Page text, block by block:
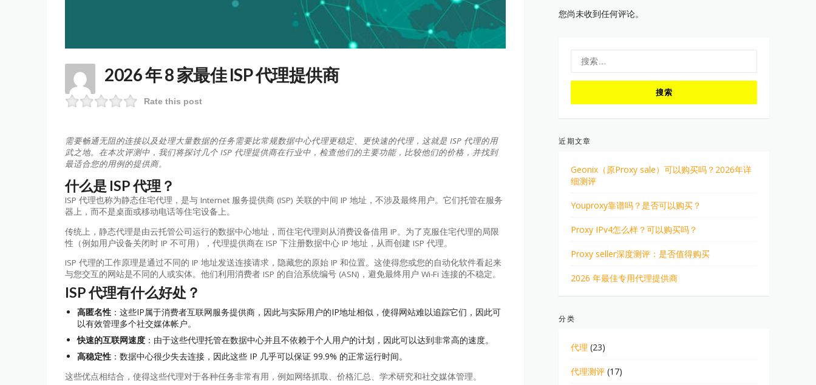
2026 年 8 家最佳 ISP 代理提供商
Rate this post
需要畅通无阻的连接以及处理大量数据的任务需要比常规数据中心代理更稳定、更快速的代理，这就是 ISP 代理的用
武之地。在本次评测中，我们将探讨几个 ISP 代理提供商在行业中，检查他们的主要功能，比较他们的价格，并找到
最适合您的用例的提供商。
什么是 ISP 代理？
ISP 代理也称为静态住宅代理，是与 Internet 服务提供商 (ISP) 关联的中间 IP 地址，不涉及最终用户。它们托管在服务
器上，而不是桌面或移动电话等住宅设备上。
传统上，静态代理是由云托管公司运行的数据中心地址，而住宅代理则从消费设备借用 IP。为了克服住宅代理的局限
性（例如用户设备关闭时 IP 不可用），代理提供商在 ISP 下注册数据中心 IP 地址，从而创建 ISP 代理。
ISP 代理的工作原理是通过不同的 IP 地址发送连接请求，隐藏您的原始 IP 和位置。这使得您或您的自动化软件看起来
与您交互的网站是不同的人或实体。他们利用消费者 ISP 的自治系统编号 (ASN)，避免最终用户 Wi-Fi 连接的不稳定。
ISP 代理有什么好处？
高匿名性 ：这些IP属于消费者互联网服务提供商，因此与实际用户的IP地址相似，使得网站难以追踪它们，因此可
以有效管理多个社交媒体帐户。
快速的互联网速度 ：由于这些代理托管在数据中心并且不依赖于个人用户的计划，因此可以达到非常高的速度。
高稳定性 ：数据中心很少失去连接，因此这些 IP 几乎可以保证 99.9% 的正常运行时间。
这些优点相结合，使得这些代理对于各种任务非常有用，例如网络抓取、价格汇总、学术研究和社交媒体管理。
您尚未收到任何评论。
索：
近期文章
Geonix（原Proxy sale）可以购买吗？2026年详
细测评
Youproxy靠谱吗？是否可以购买？
Proxy IPv4怎么样？可以购买吗？
Proxy seller深度测评：是否值得购买
2026 年最佳专用代理提供商
分类
代理 (23)
代理测评 (17)